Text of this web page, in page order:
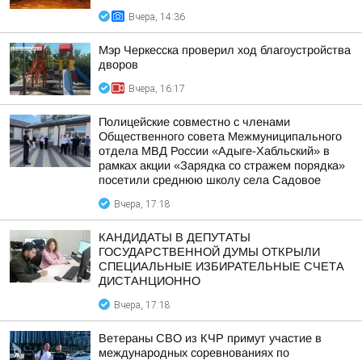
Вчера, 14:36
Мэр Черкесска проверил ход благоустройства
дворов
Вчера, 16:17
Полицейские совместно с членами
Общественного совета Межмуниципального
отдела МВД России «Адыге-Хабльский» в
рамках акции «Зарядка со стражем порядка»
посетили среднюю школу села Садовое
Вчера, 17:18
КАНДИДАТЫ В ДЕПУТАТЫ
ГОСУДАРСТВЕННОЙ ДУМЫ ОТКРЫЛИ
СПЕЦИАЛЬНЫЕ ИЗБИРАТЕЛЬНЫЕ СЧЕТА
ДИСТАНЦИОННО
Вчера, 17:18
Ветераны СВО из КЧР примут участие в
международных соревнованиях по